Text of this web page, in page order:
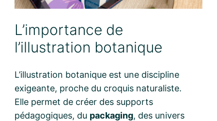
L’importance de
l’illustration botanique
L’illustration botanique est une discipline
exigeante, proche du croquis naturaliste.
Elle permet de créer des supports
pédagogiques, du packaging, des univers